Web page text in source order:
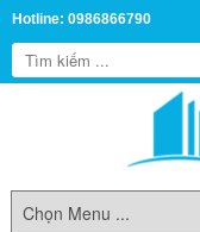
Hotline: 0986866790